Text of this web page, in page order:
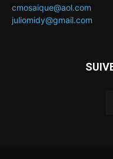
cmosaique@aol.com
juliomidy@gmail.com